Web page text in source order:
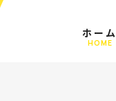
ホーム
HOME